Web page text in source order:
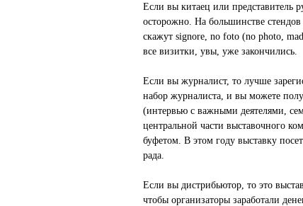
Если вы китаец или представитель
осторожно. На большинстве
скажут signore, no foto (no photo,
все визитки, увы, уже закончились.
Если вы журналист, то лучше
набор журналиста, и вы можете
(интервью с важными деятелями,
центральной части выставочного
буфетом. В этом году выставку
рада.
Если вы дистрибьютор, то это
чтобы организаторы заработали